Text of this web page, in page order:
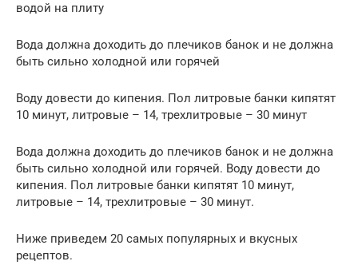
водой на плиту
Вода должна доходить до плечиков банок и не должна
быть сильно холодной или горячей
Воду довести до кипения. Пол литровые банки кипятят
10 минут, литровые – 14, трехлитровые – 30 минут
Вода должна доходить до плечиков банок и не должна
быть сильно холодной или горячей. Воду довести до
кипения. Пол литровые банки кипятят 10 минут,
литровые – 14, трехлитровые – 30 минут.
Ниже приведем 20 самых популярных и вкусных
рецептов.